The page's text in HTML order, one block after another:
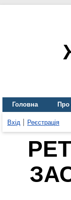
Головна Про
Вхід Реєстрація